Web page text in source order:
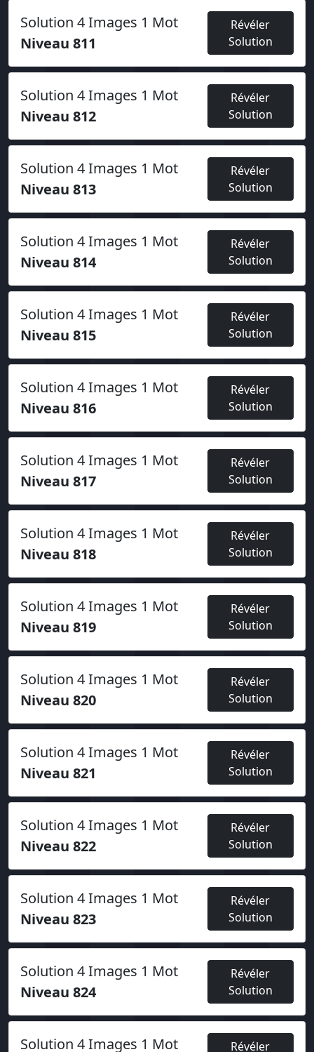
Solution 4 Images 1 Mot
Niveau 811
Révéler
Solution
Solution 4 Images 1 Mot
Niveau 812
Révéler
Solution
Solution 4 Images 1 Mot
Niveau 813
Révéler
Solution
Solution 4 Images 1 Mot
Niveau 814
Révéler
Solution
Solution 4 Images 1 Mot
Niveau 815
Révéler
Solution
Solution 4 Images 1 Mot
Niveau 816
Révéler
Solution
Solution 4 Images 1 Mot
Niveau 817
Révéler
Solution
Solution 4 Images 1 Mot
Niveau 818
Révéler
Solution
Solution 4 Images 1 Mot
Niveau 819
Révéler
Solution
Solution 4 Images 1 Mot
Niveau 820
Révéler
Solution
Solution 4 Images 1 Mot
Niveau 821
Révéler
Solution
Solution 4 Images 1 Mot
Niveau 822
Révéler
Solution
Solution 4 Images 1 Mot
Niveau 823
Révéler
Solution
Solution 4 Images 1 Mot
Niveau 824
Révéler
Solution
Solution 4 Images 1 Mot Révéler